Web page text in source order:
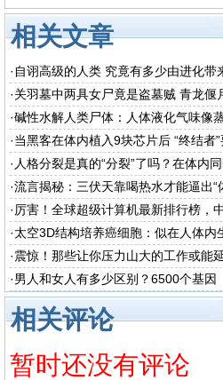
相关文章
· 自诩高级的人类 究竟有多少由进化带
·关羽墓中两具女尸竟是盗墓贼 青龙偃
·碱性水解人类尸体：人体液化气味像
·当黑客在体内植入9块芯片后 “终结者”
· 人格分裂是真的“分裂”了吗？在体内
·流言揭秘：三伏天靠喝热水才能逼出“
· 厉害！全球超级计算机最新排行榜，
·太空3D结构培养癌细胞：似在人体内
·震惊！那些让你压力山大的工作或能
·男人和女人有多少区别？6500个基因
相关评论
暂时还没有评论